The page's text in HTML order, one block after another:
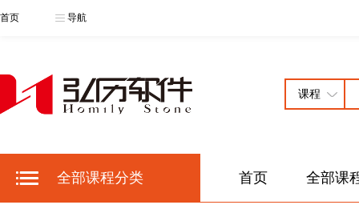
首页 导航
全部课程分类 首页 全部课